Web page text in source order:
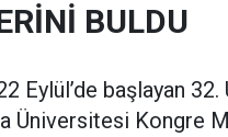
BULDU
başlayan 32.
Üniversitesi Kongre